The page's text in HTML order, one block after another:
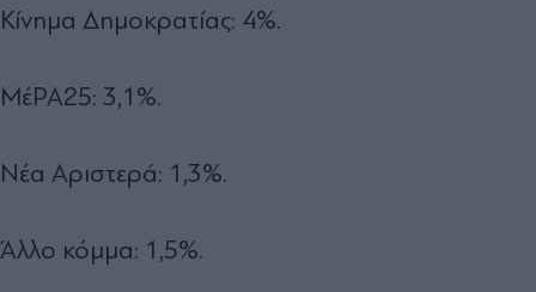
Κίνημα Δημοκρατίας: 4%.
ΜέΡΑ25: 3,1%.
Νέα Αριστερά: 1,3%.
Άλλο κόμμα: 1,5%.